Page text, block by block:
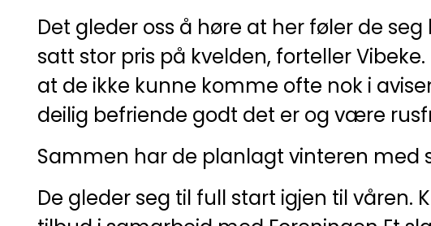
Det gleder oss å høre at her føler de
satt stor pris på kvelden, forteller
at de ikke kunne komme ofte nok i
deilig befriende godt det er og være
Sammen har de planlagt vinteren med
De gleder seg til full start igjen til